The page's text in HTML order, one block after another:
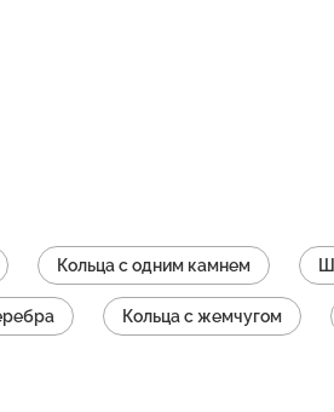
Кольца с одним камнем
Кольца с жемчугом